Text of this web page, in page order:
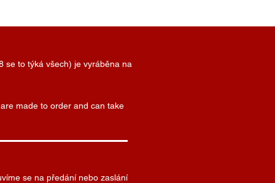
se to týká všech) je vyráběna na
made to order and can take
se na předání nebo zaslání